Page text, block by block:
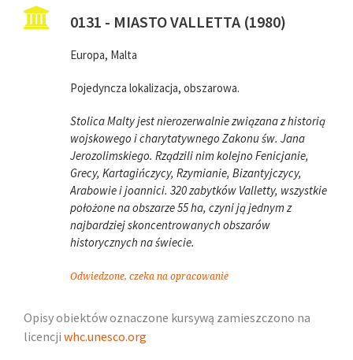
0131 - MIASTO VALLETTA (1980)
Europa, Malta
Pojedyncza lokalizacja, obszarowa.
Stolica Malty jest nierozerwalnie związana z historią
wojskowego i charytatywnego Zakonu św. Jana
Jerozolimskiego. Rządzili nim kolejno Fenicjanie,
Grecy, Kartagińczycy, Rzymianie, Bizantyjczycy,
Arabowie i joannici. 320 zabytków Valletty, wszystkie
położone na obszarze 55 ha, czyni ją jednym z
najbardziej skoncentrowanych obszarów
historycznych na świecie.
Odwiedzone, czeka na opracowanie
Opisy obiektów oznaczone kursywą zamieszczono na
licencji whc.unesco.org